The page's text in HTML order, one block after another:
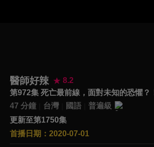
醫師好辣
8.2
第972集 死亡最前線，面對未知的恐懼？
47 分鐘
台灣 國語
普遍級
更新至第1750集
首播日期：2020-07-01